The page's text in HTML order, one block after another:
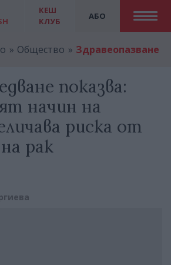
АБО
КЕШ
КЛУБ
Общество Здравеопазване
показва:
начин на
риска от
рак